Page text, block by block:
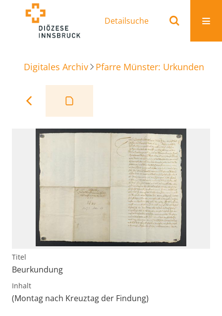
Detailsuche
Digitales Archiv Pfarre Münster: Urkunden
Titel
Beurkundung
Inhalt
(Montag nach Kreuztag der Findung)